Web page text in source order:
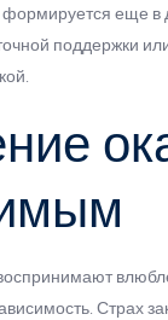
формируется еще в
поддержки
Страх